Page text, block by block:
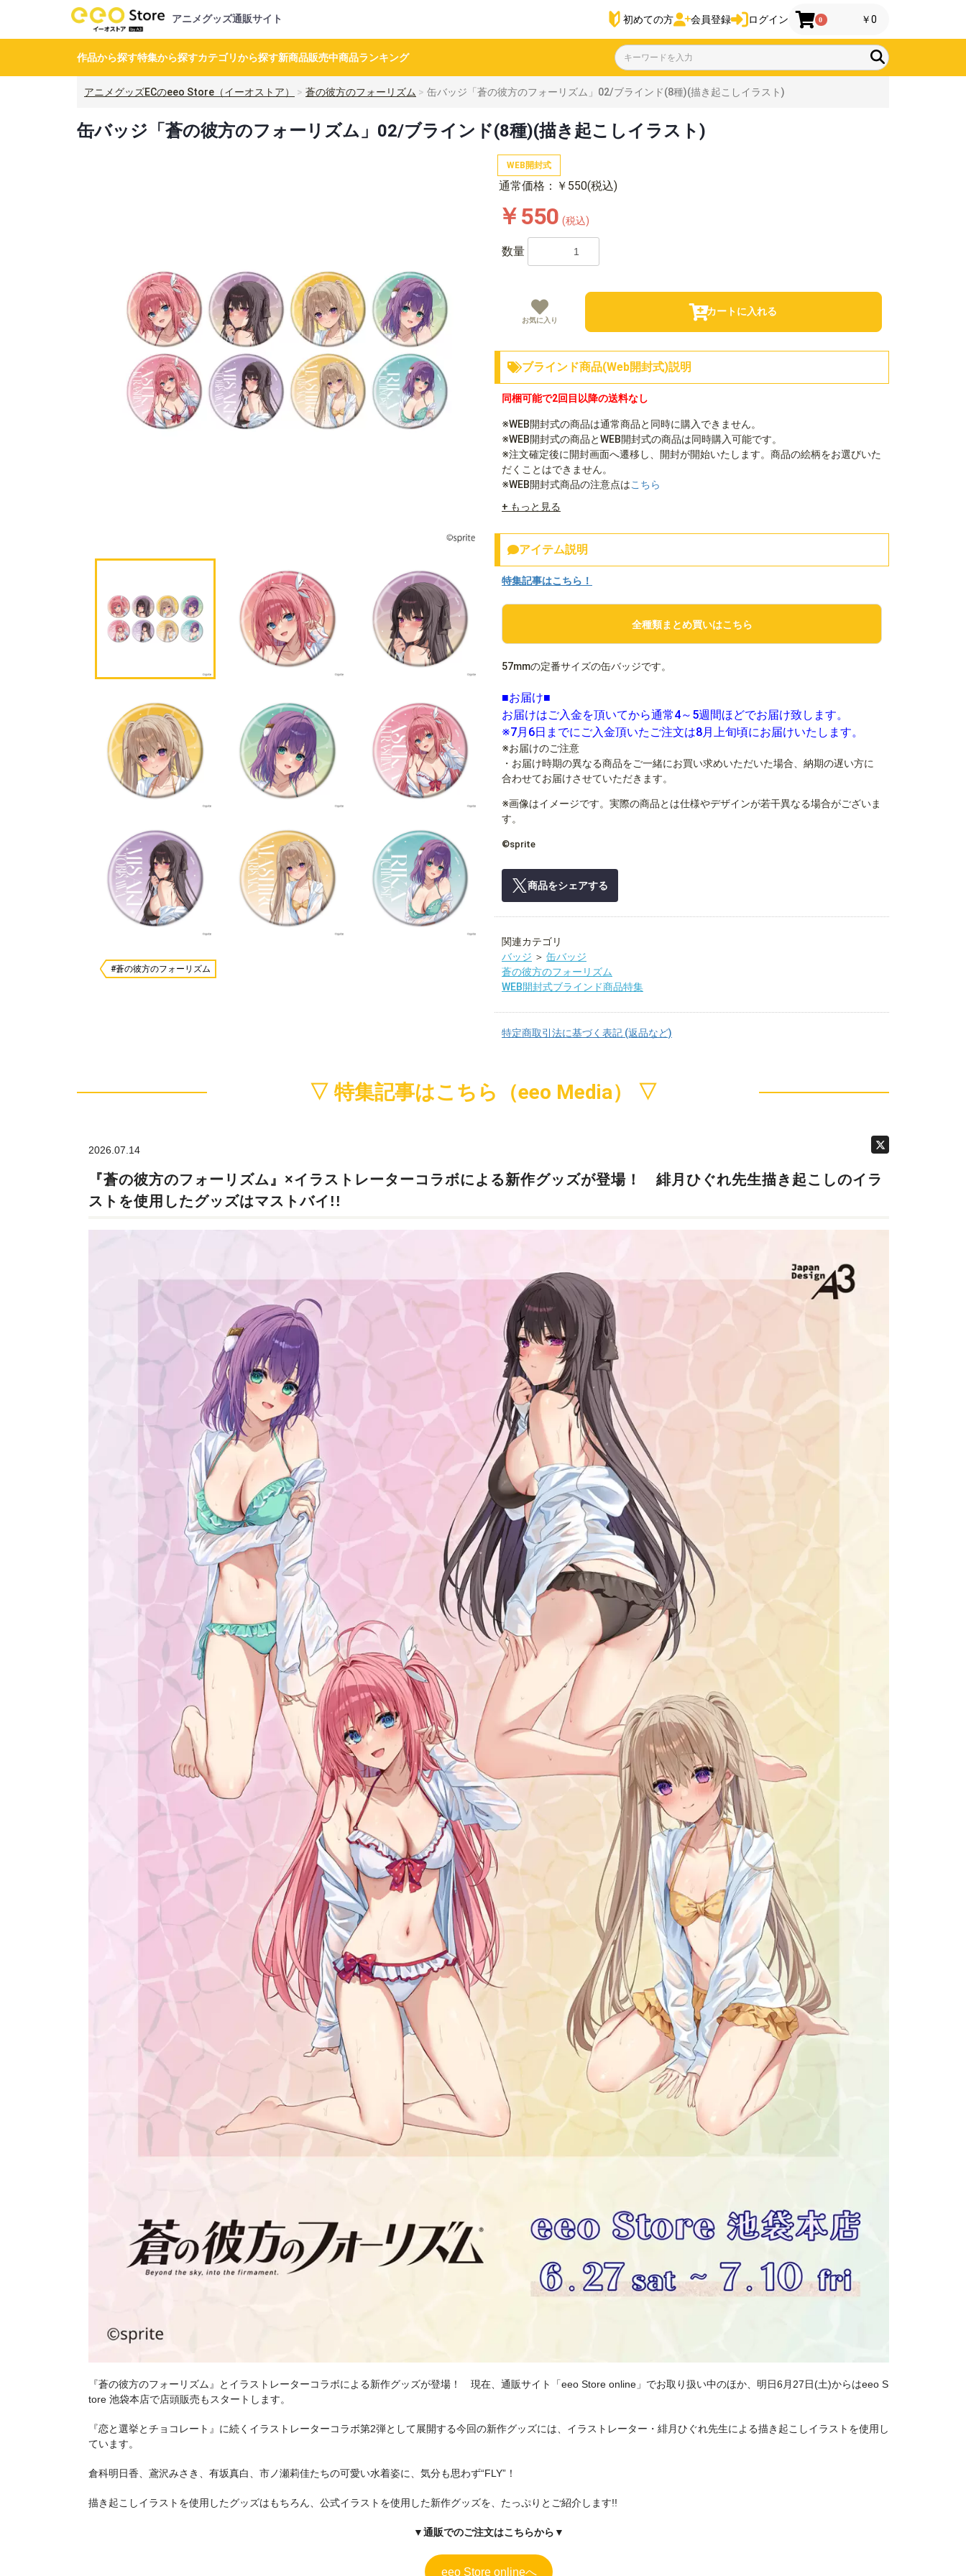
アニメグッズ通販サイト 初めての方 会員登録 ログイン 0 ￥0
作品から探す特集から探すカテゴリから探す新商品販売中商品ランキング
アニメグッズECのeeo Store（イーオストア） 蒼の彼方のフォーリズム 缶バッジ「蒼の彼方のフォーリズム」02/ブラインド(8種)(描き起こしイラスト)
缶バッジ「蒼の彼方のフォーリズム」02/ブラインド(8種)(描き起こしイラスト)
#蒼の彼方のフォーリズム
WEB開封式
通常価格：￥550(税込)
￥550 (税込)
お気に入り
カートに入れる
数量
ブラインド商品(Web開封式)説明
同梱可能で2回目以降の送料なし
※WEB開封式の商品は通常商品と同時に購入できません。
※WEB開封式の商品とWEB開封式の商品は同時購入可能です。
※注文確定後に開封画面へ遷移し、開封が開始いたします。商品の絵柄をお選びいた
だくことはできません。
※WEB開封式商品の注意点はこちら
+ もっと見る
アイテム説明
特集記事はこちら！
全種類まとめ買いはこちら
57mmの定番サイズの缶バッジです。
■お届け■
お届けはご入金を頂いてから通常4～5週間ほどでお届け致します。
※7月6日までにご入金頂いたご注文は8月上旬頃にお届けいたします。
※お届けのご注意
・お届け時期の異なる商品をご一緒にお買い求めいただいた場合、納期の遅い方に
合わせてお届けさせていただきます。
※画像はイメージです。実際の商品とは仕様やデザインが若干異なる場合がございま
す。
©sprite
商品をシェアする
関連カテゴリ
バッジ ＞ 缶バッジ
蒼の彼方のフォーリズム
WEB開封式ブラインド商品特集
特定商取引法に基づく表記 (返品など)
▽ 特集記事はこちら（eeo Media） ▽